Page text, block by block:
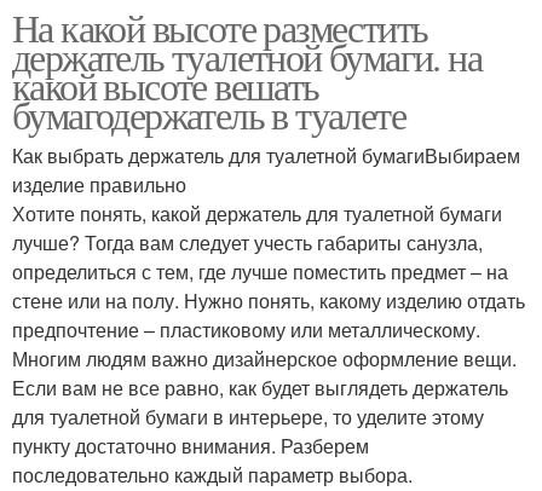
На какой высоте разместить
держатель туалетной бумаги. на
какой высоте вешать
бумагодержатель в туалете
Как выбрать держатель для туалетной бумагиВыбираем
изделие правильно
Хотите понять, какой держатель для туалетной бумаги
лучше? Тогда вам следует учесть габариты санузла,
определиться с тем, где лучше поместить предмет – на
стене или на полу. Нужно понять, какому изделию отдать
предпочтение – пластиковому или металлическому.
Многим людям важно дизайнерское оформление вещи.
Если вам не все равно, как будет выглядеть держатель
для туалетной бумаги в интерьере, то уделите этому
пункту достаточно внимания. Разберем
последовательно каждый параметр выбора.